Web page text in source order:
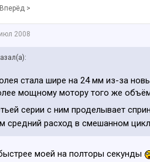
Вперёд >
2008
стала шире на 24 мм из-за
мощному мотору того же
серии с ним проделывает
средний расход в смешанном
моей на полторы секунды